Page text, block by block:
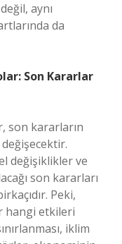
aynı
da
Son Kararlar
son kararların
değişiklikler ve
son kararları
Peki,
hangi etkileri
iklim